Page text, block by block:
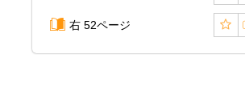
右 52ページ